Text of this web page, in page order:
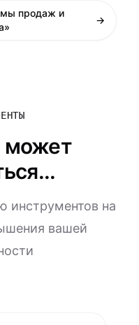
продаж и
→
может
инструментов на
вашей